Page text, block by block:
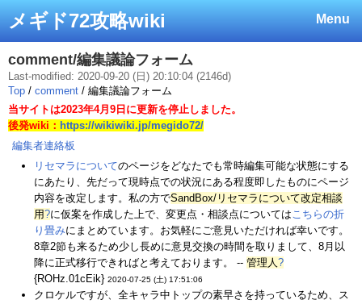
Menu
メギド72攻略wiki
comment/編集議論フォーム
Last-modified: 2020-09-20 (日) 20:10:04 (2146d)
Top / comment / 編集議論フォーム
当サイトは2023年4月9日に更新を停止しました。
後発wiki： https://wikiwiki.jp/megido72/
編集者連絡板
リセマラについてのページをどなたでも常時編集可能な状態にする
にあたり、先だって現時点での状況にある程度即したものにページ
内容を改定します。私の方でSandBox/リセマラについて改定相談
用?に仮案を作成した上で、変更点・相談点についてはこちらの折
り畳みにまとめています。お気軽にご意見いただければ幸いです。
8章2節も来るため少し長めに意見交換の時間を取りまして、8月以
降に正式移行できればと考えております。 -- 管理人?
{ROHz.01cEik} 2020-07-25 (土) 17:51:06
クロケルですが、全キャラ中トップの素早さを持っているため、ス